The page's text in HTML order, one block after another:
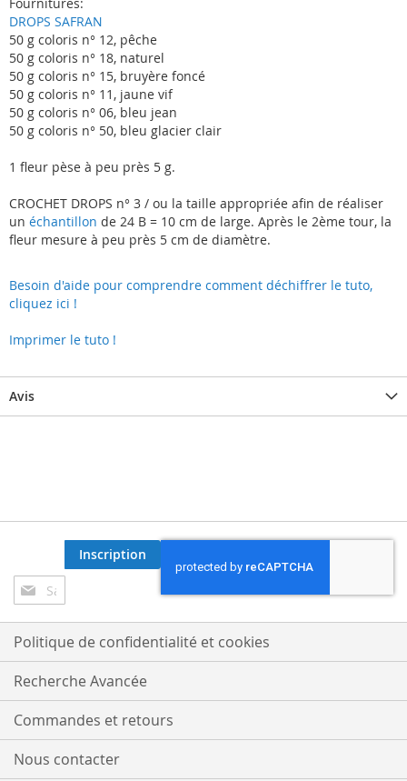
Fournitures:
DROPS SAFRAN
50 g coloris n° 12, pêche
50 g coloris n° 18, naturel
50 g coloris n° 15, bruyère foncé
50 g coloris n° 11, jaune vif
50 g coloris n° 06, bleu jean
50 g coloris n° 50, bleu glacier clair
1 fleur pèse à peu près 5 g.
CROCHET DROPS n° 3 / ou la taille appropriée afin de réaliser
un échantillon de 24 B = 10 cm de large. Après le 2ème tour, la
fleur mesure à peu près 5 cm de diamètre.
Besoin d'aide pour comprendre comment déchiffrer le tuto,
cliquez ici !
Imprimer le tuto !
Avis
Inscription
à
notre
lettre
d’information
:
Inscription
Politique de confidentialité et cookies
Recherche Avancée
Commandes et retours
Nous contacter